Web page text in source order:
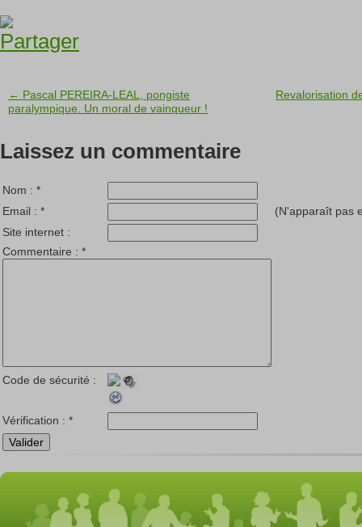
← Pascal PEREIRA-LEAL, pongiste
paralympique. Un moral de vainqueur !
Revalorisation
Laissez un commentaire
Nom : *
Email : *
(N'apparaît pas
Site internet :
Commentaire : *
Code de sécurité :
Vérification : *